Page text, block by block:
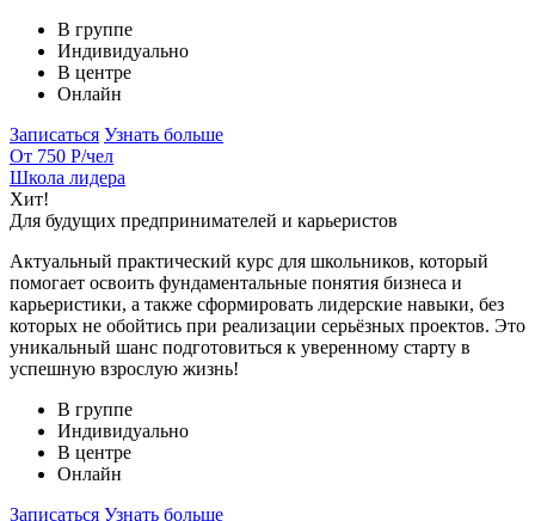
В группе
Индивидуально
В центре
Онлайн
Записаться Узнать больше
От 750 Р/чел
Школа лидера
Хит!
Для будущих предпринимателей и карьеристов
Актуальный практический курс для школьников, который
помогает освоить фундаментальные понятия бизнеса и
карьеристики, а также сформировать лидерские навыки, без
которых не обойтись при реализации серьёзных проектов. Это
уникальный шанс подготовиться к уверенному старту в
успешную взрослую жизнь!
В группе
Индивидуально
В центре
Онлайн
Записаться Узнать больше